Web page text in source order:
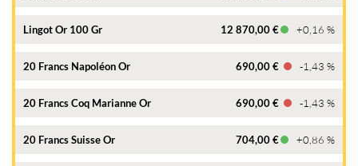
Lingot Or 100 Gr 12 870,00 € +0,16 %
20 Francs Napoléon Or 690,00 € -1,43 %
20 Francs Coq Marianne Or 690,00 € -1,43 %
20 Francs Suisse Or 704,00 € +0,86 %